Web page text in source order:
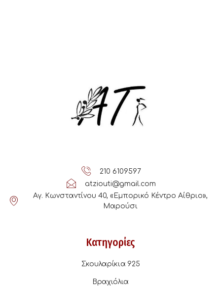
210 6109597
atziouti@gmail.com
Αγ. Κωνσταντίνου 40, «Εμπορικό Κέντρο Αίθριο»,
Μαρούσι
Κατηγορίες
Σκουλαρίκια 925
Βραχιόλια